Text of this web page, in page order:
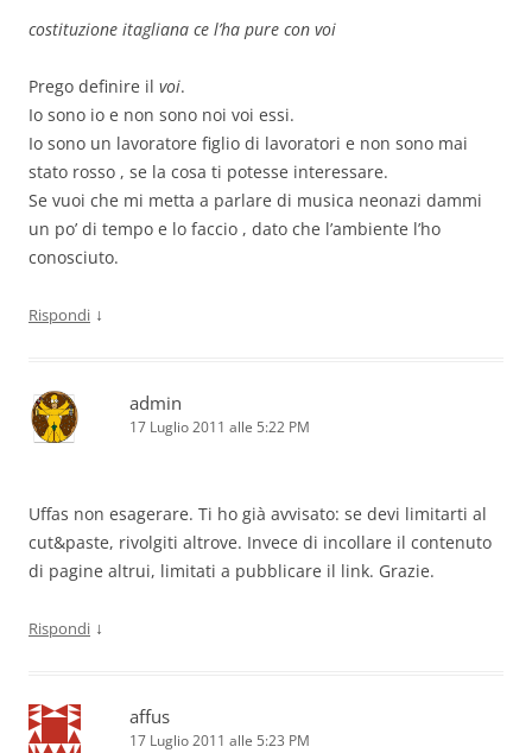
costituzione itagliana ce l’ha pure con voi
Prego definire il voi.
Io sono io e non sono noi voi essi.
Io sono un lavoratore figlio di lavoratori e non sono mai
stato rosso , se la cosa ti potesse interessare.
Se vuoi che mi metta a parlare di musica neonazi dammi
un po’ di tempo e lo faccio , dato che l’ambiente l’ho
conosciuto.
Rispondi ↓
admin
17 Luglio 2011 alle 5:22 PM
Uffas non esagerare. Ti ho già avvisato: se devi limitarti al
cut&paste, rivolgiti altrove. Invece di incollare il contenuto
di pagine altrui, limitati a pubblicare il link. Grazie.
Rispondi ↓
affus
17 Luglio 2011 alle 5:23 PM